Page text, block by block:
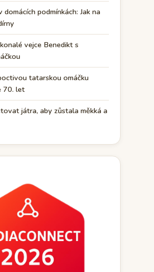
domácích podmínkách: Jak na
vejce Benedikt s
tatarskou omáčku
70. let
játra, aby zůstala měkká a